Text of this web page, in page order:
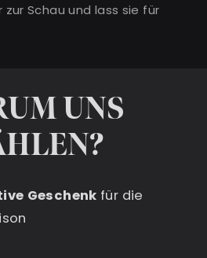
Schau und lass sie für
UNS
Geschenk für die